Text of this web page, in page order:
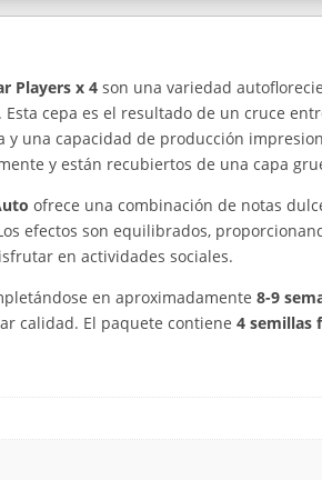
Players x 4 son una variedad
cepa es el resultado de un cruce
una capacidad de producción
y están recubiertos de una capa
ofrece una combinación de notas
efectos son equilibrados,
en actividades sociales.
en aproximadamente 8-9
calidad. El paquete contiene 4 semillas